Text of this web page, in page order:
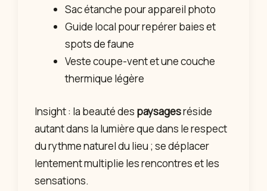
Sac étanche pour appareil photo
Guide local pour repérer baies et
spots de faune
Veste coupe-vent et une couche
thermique légère
Insight : la beauté des paysagesréside
autant dans la lumière que dans le respect
du rythme naturel du lieu ; se déplacer
lentement multiplie les rencontres et les
sensations.